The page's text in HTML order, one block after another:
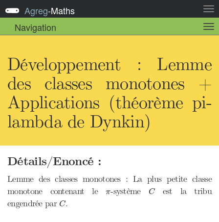
la
Agreg-Maths
Navigation
la
Développement : Lemme
des classes monotones +
Applications (théorème pi-
lambda de Dynkin)
Détails/Enoncé :
Lemme des classes monotones : La plus petite classe
monotone contenant leπ
π-système C
Cest la tribu
engendrée par C
C.